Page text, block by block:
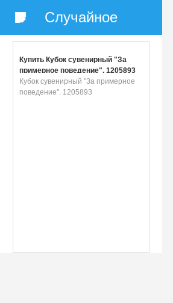
Случайное
Купить Кубок сувенирный "За
примерное поведение". 1205893
Кубок сувенирный "За примерное
поведение". 1205893